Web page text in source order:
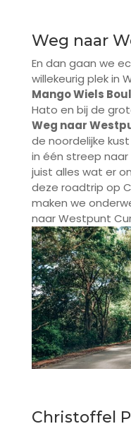
Weg naar
En dan gaan we
willekeurig plek in
Mango Wiels
Hato en bij de
Weg naar
de noordelijke
in één streep
juist alles wat er
deze roadtrip op
maken we
naar Westpunt
Christoffel